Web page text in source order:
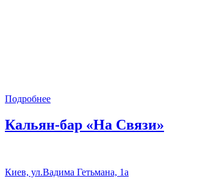
Подробнее
Кальян-бар «На Связи»
Киев, ул.Вадима Гетьмана, 1а